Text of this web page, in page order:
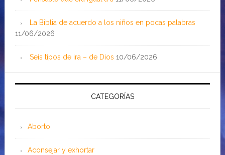
La Biblia de acuerdo a los niños en pocas palabras
11/06/2026
Seis tipos de ira – de Dios 10/06/2026
CATEGORÍAS
Aborto
Aconsejar y exhortar